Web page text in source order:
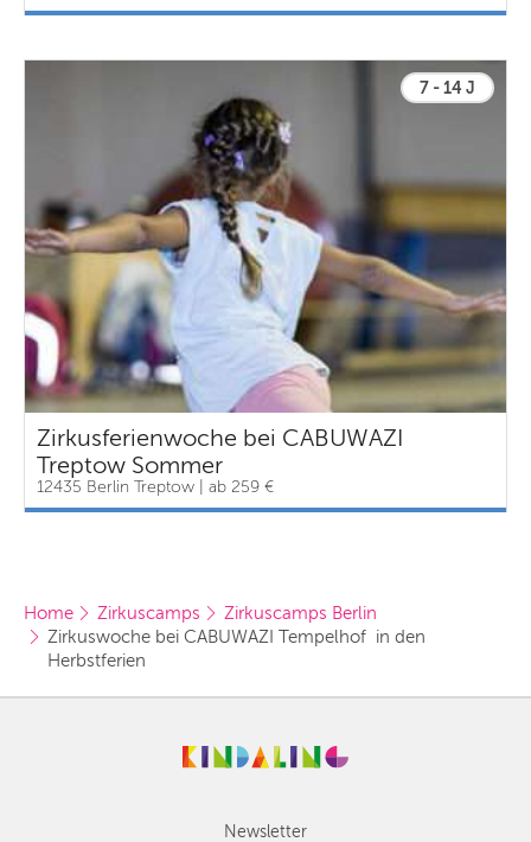
7 - 14 J
Zirkusferienwoche bei CABUWAZI
Treptow Sommer
12435 Berlin Treptow | ab 259 €
Home Zirkuscamps
Zirkuscamps Berlin
Zirkuswoche bei CABUWAZI Tempelhof  in den
Herbstferien
Newsletter